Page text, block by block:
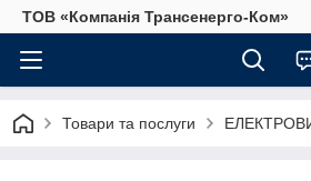
ТОВ «Компанія Трансенерго-Ком»
Товари та послуги